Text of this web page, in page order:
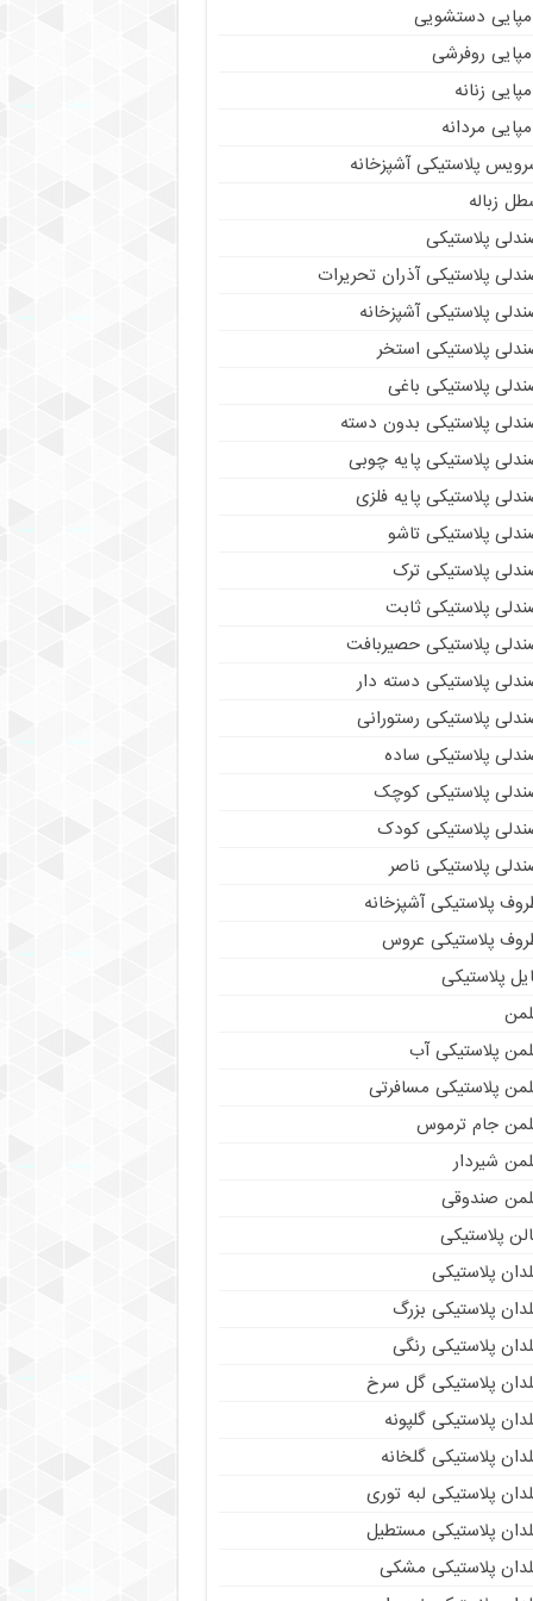
دستشویی
روفرشی
زنانه
مردانه
پلاستیکی آشپزخانه
زباله
پلاستیکی
پلاستیکی آذران تحریرات
پلاستیکی آشپزخانه
پلاستیکی استخر
پلاستیکی باغی
پلاستیکی بدون دسته
پلاستیکی پایه چوبی
پلاستیکی پایه فلزی
پلاستیکی تاشو
پلاستیکی ترک
پلاستیکی ثابت
پلاستیکی حصیربافت
پلاستیکی دسته دار
پلاستیکی رستورانی
پلاستیکی ساده
پلاستیکی کوچک
پلاستیکی کودک
پلاستیکی ناصر
پلاستیکی آشپزخانه
پلاستیکی عروس
پلاستیکی
پلاستیکی آب
پلاستیکی مسافرتی
جام ترموس
شیردار
صندوقی
پلاستیکی
پلاستیکی
پلاستیکی بزرگ
پلاستیکی رنگی
پلاستیکی گل سرخ
پلاستیکی گلپونه
پلاستیکی گلخانه
پلاستیکی لبه توری
پلاستیکی مستطیل
پلاستیکی مشکی